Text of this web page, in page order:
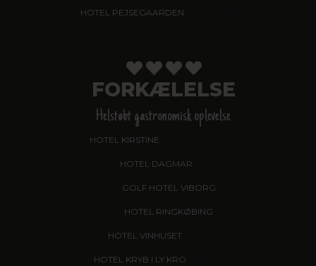
HOTEL PEJSEGAARDEN
FORKÆLELSE
Helstøbt gastronomisk oplevelse
HOTEL KIRSTINE
HOTEL DAGMAR
GOLF HOTEL VIBORG
HOTEL RINGKØBING
HOTEL VINHUSET, NÆSTVED
HOTEL KRYB I LY KRO